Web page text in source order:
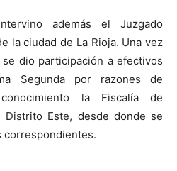
además el Juzgado
la ciudad de La Rioja. Una vez
dio participación a efectivos
Segunda por razones de
la Fiscalía de
Este, desde donde se
correspondientes.